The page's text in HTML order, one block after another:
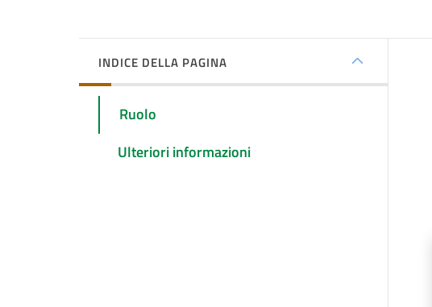
INDICE DELLA PAGINA
Ruolo
Ulteriori informazioni